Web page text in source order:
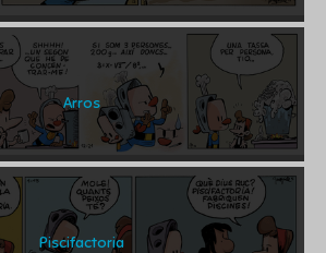
Arros
Piscifactoria